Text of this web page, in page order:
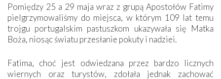
Pomiędzy 25 a 29 maja wraz z grupą Apostołów Fatimy
pielgrzymowaliśmy do miejsca, w którym 109 lat temu
trojgu portugalskim pastuszkom ukazywała się Matka
Boża, niosąc światu przesłanie pokuty i nadziei.
Fatima, choć jest odwiedzana przez bardzo licznych
wiernych oraz turystów, zdołała jednak zachować